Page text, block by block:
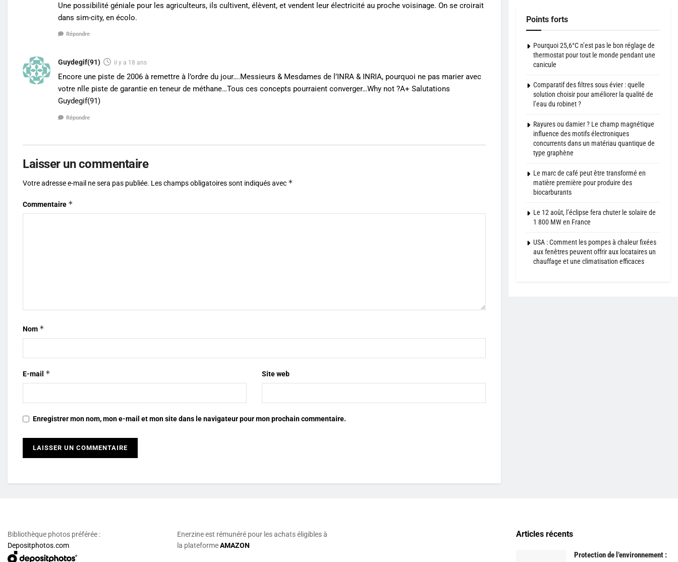
Une possibilité géniale pour les agriculteurs, ils cultivent, élèvent, et vendent leur électricité au proche voisinage. On se croirait
dans sim-city, en écolo.
Répondre
Guydegif(91) il y a 18 ans
Encore une piste de 2006 à remettre à l’ordre du jour….Messieurs & Mesdames de l’INRA & INRIA, pourquoi ne pas marier avec
votre nlle piste de garantie en teneur de méthane…Tous ces concepts pourraient converger…Why not ?A+ Salutations
Guydegif(91)
Répondre
Laisser un commentaire
Votre adresse e-mail ne sera pas publiée. Les champs obligatoires sont indiqués avec *
Commentaire *
Nom *
E-mail * Site web
Enregistrer mon nom, mon e-mail et mon site dans le navigateur pour mon prochain commentaire.
Points forts
Pourquoi 25,6°C n’est pas le bon réglage de
thermostat pour tout le monde pendant une
canicule
Comparatif des filtres sous évier : quelle
solution choisir pour améliorer la qualité de
l’eau du robinet ?
Rayures ou damier ? Le champ magnétique
influence des motifs électroniques
concurrents dans un matériau quantique de
type graphène
Le marc de café peut être transformé en
matière première pour produire des
biocarburants
Le 12 août, l’éclipse fera chuter le solaire de
1 800 MW en France
USA : Comment les pompes à chaleur fixées
aux fenêtres peuvent offrir aux locataires un
chauffage et une climatisation efficaces
Bibliothèque photos préférée :
Depositphotos.com
Enerzine est rémunéré pour les achats éligibles à
la plateformeAMAZON
Articles récents
Protection de l’environnement :